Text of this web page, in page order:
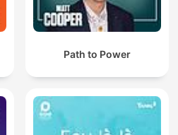
Path to Power